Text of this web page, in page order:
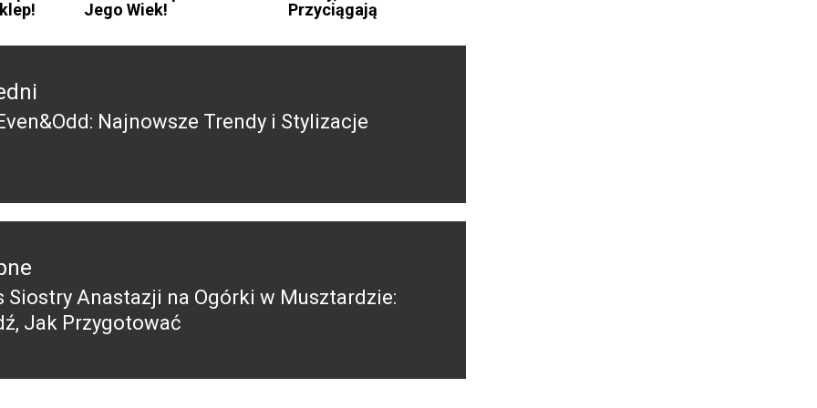
Jego Wiek!
Przyciągają
Najnowsze Trendy i Stylizacje
Siostry Anastazji na Ogórki w Musztardzie:
Jak Przygotować